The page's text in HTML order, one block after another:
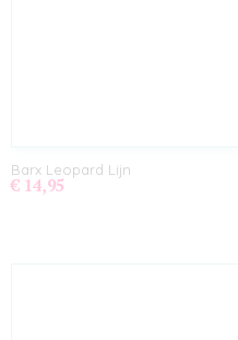
Barx Leopard Lijn
€ 14,95